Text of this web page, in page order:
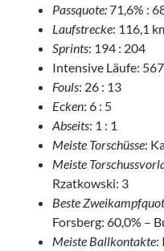
Passquote:71,6% :
Laufstrecke: 116,1
Sprints: 194 : 204
Intensive Läufe:
Fouls: 26 : 13
Ecken: 6 : 5
Abseits: 1 : 1
Meiste Torschüsse:
Meiste
Rzatkowski: 3
Beste
Forsberg: 60,0% –
Meiste Ballkontakte: